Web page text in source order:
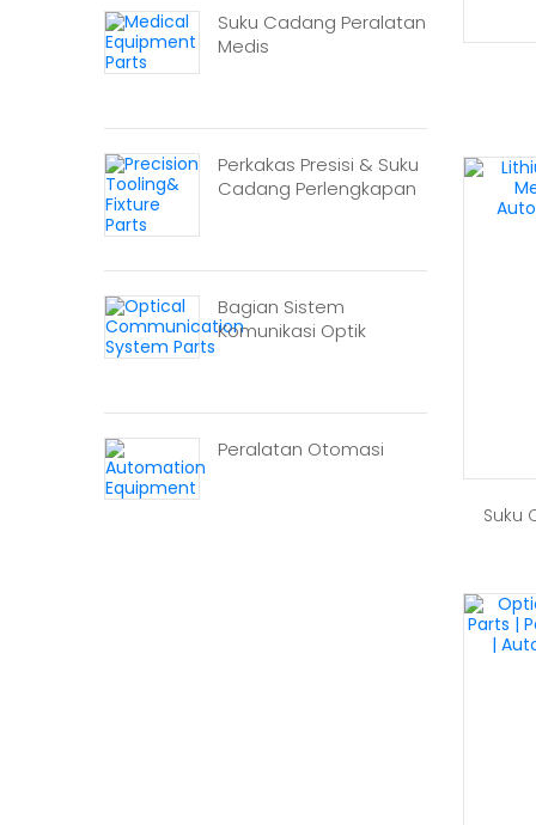
Suku Cadang Peralatan
Medis
Perkakas Presisi & Suku
Cadang Perlengkapan
Bagian Sistem
Komunikasi Optik
Peralatan Otomasi
Suku